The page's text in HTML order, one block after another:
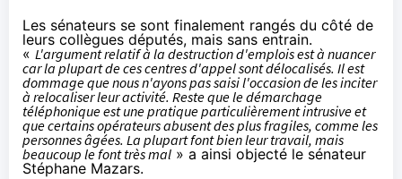
Les sénateurs se sont finalement rangés du côté de
leurs collègues députés, mais sans entrain.
« L'argument relatif à la destruction d'emplois est à nuancer
car la plupart de ces centres d'appel sont délocalisés. Il est
dommage que nous n'ayons pas saisi l'occasion de les inciter
à relocaliser leur activité. Reste que le démarchage
téléphonique est une pratique particulièrement intrusive et
que certains opérateurs abusent des plus fragiles, comme les
personnes âgées. La plupart font bien leur travail, mais
beaucoup le font très mal » a ainsi objecté le sénateur
Stéphane Mazars.